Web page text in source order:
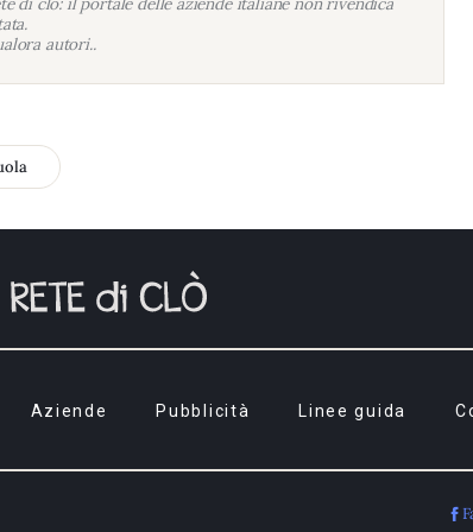
autori..
Aziende Pubblicità Linee guida